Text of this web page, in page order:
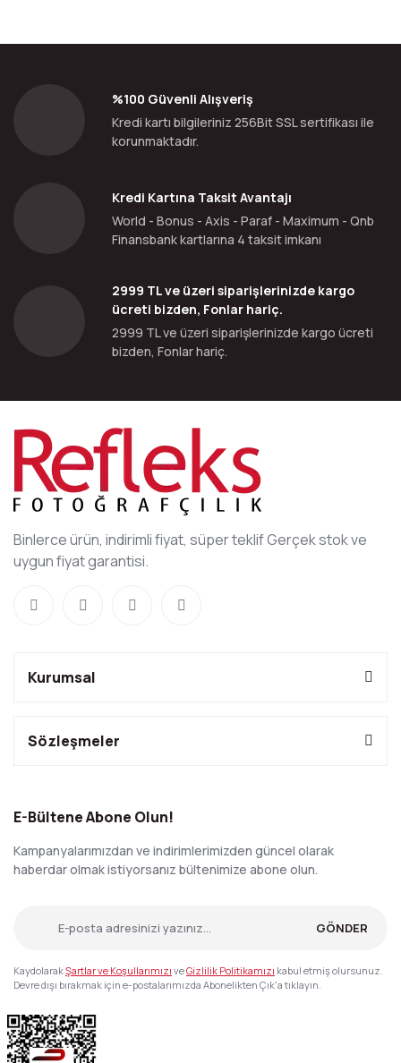
%100 Güvenli Alışveriş
Kredi kartı bilgileriniz 256Bit SSL sertifikası ile
korunmaktadır.
Kredi Kartına Taksit Avantajı
World - Bonus - Axis - Paraf - Maximum - Qnb
Finansbank kartlarına 4 taksit imkanı
2999 TL ve üzeri siparişlerinizde kargo
ücreti bizden, Fonlar hariç.
2999 TL ve üzeri siparişlerinizde kargo ücreti
bizden, Fonlar hariç.
Binlerce ürün, indirimli fiyat, süper teklif Gerçek stok ve
uygun fiyat garantisi.
Kurumsal
Sözleşmeler
E-Bültene Abone Olun!
Kampanyalarımızdan ve indirimlerimizden güncel olarak
haberdar olmak istiyorsanız bültenimize abone olun.
GÖNDER
KaydolarakŞartlar ve Koşullarımızı veGizlilik Politikamızı kabul etmiş olursunuz.
Devre dışı bırakmak için e-postalarımızda Abonelikten Çık'a tıklayın.